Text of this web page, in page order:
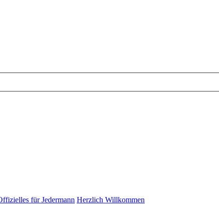
für Jedermann Herzlich Willkommen